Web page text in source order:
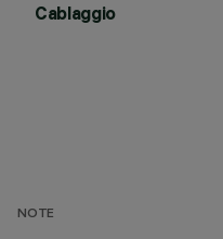
Cablaggio
NOTE